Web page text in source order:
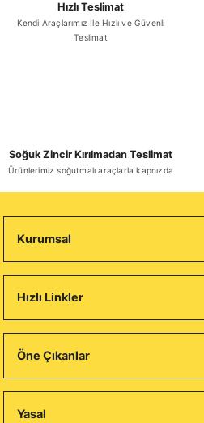
Hızlı Teslimat
Kendi Araçlarımız İle Hızlı ve Güvenli
Teslimat
Soğuk Zincir Kırılmadan Teslimat
Ürünlerimiz soğutmalı araçlarla kapnızda
Kurumsal
Hızlı Linkler
Öne Çıkanlar
Yasal